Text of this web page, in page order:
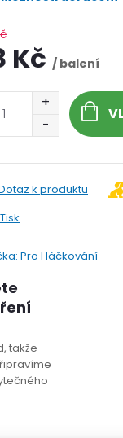
Kč / balení
Tisk
k produktu
Pro Háčkování
takže